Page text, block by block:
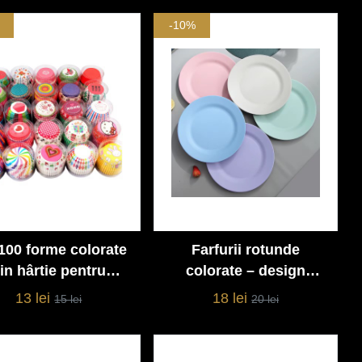
pentru copii și familie
Vezi detalii
forme colorate
hârtie pentru
și cupcakes –
13 lei15 lei
-10%
Vezi detalii
Farfurii rotunde
colorate – design
modern, din material
18 lei20 lei